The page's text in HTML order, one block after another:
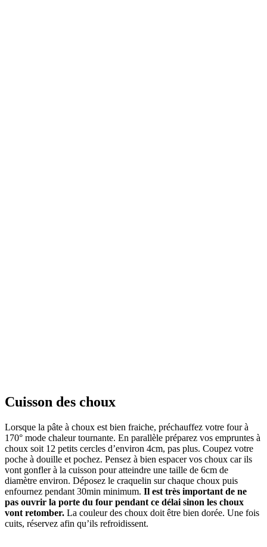
Cuisson des choux
Lorsque la pâte à choux est bien fraiche, préchauffez votre four à
170° mode chaleur tournante. En parallèle préparez vos empruntes à
choux soit 12 petits cercles d’environ 4cm, pas plus. Coupez votre
poche à douille et pochez. Pensez à bien espacer vos choux car ils
vont gonfler à la cuisson pour atteindre une taille de 6cm de
diamètre environ. Déposez le craquelin sur chaque choux puis
enfournez pendant 30min minimum. Il est très important de ne
pas ouvrir la porte du four pendant ce délai sinon les choux
vont retomber. La couleur des choux doit être bien dorée. Une fois
cuits, réservez afin qu’ils refroidissent.